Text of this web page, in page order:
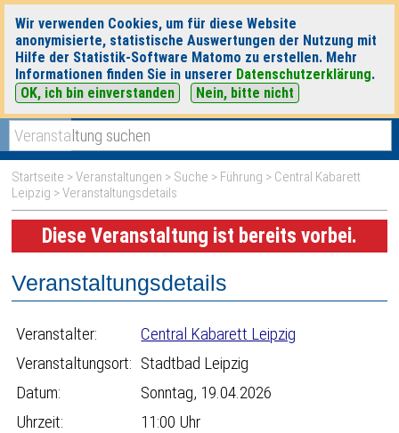
Wir verwenden Cookies, um für diese Website
anonymisierte, statistische Auswertungen der Nutzung mit
Hilfe der Statistik-Software Matomo zu erstellen. Mehr
Informationen finden Sie in unserer Datenschutzerklärung.
OK, ich bin einverstanden
Nein, bitte nicht
heute|morgen|
Startseite >Veranstaltungen > Suche > Führung > Central Kabarett
Leipzig > Veranstaltungsdetails
Diese Veranstaltung ist bereits vorbei.
Veranstaltungsdetails
Veranstalter:
Central Kabarett Leipzig
Veranstaltungsort: Stadtbad Leipzig
Datum:
Sonntag, 19.04.2026
Uhrzeit:
11:00 Uhr